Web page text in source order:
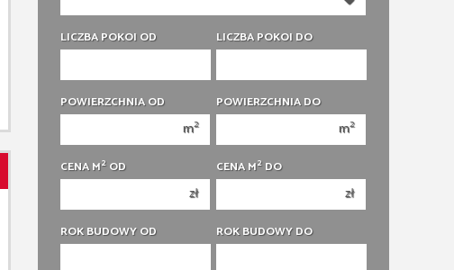
400 000 zł
400 000 zł
LICZBA POKOI OD
2 pokoje
3 pokoje
4 pokoje
6 pokoi
LICZBA POKOI DO
2 pokoje
3 pokoje
4 pokoje
6 pokoi
POWIERZCHNIA OD
m2
POWIERZCHNIA DO
m2
CENA M2 OD
zł
CENA M2DO
zł
ROK BUDOWY OD ROK BUDOWY DO